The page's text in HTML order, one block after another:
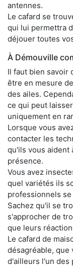
antennes.
Le cafard se
qui lui permettra
déjouer toutes
À Démouville
Il faut bien savoir
être en mesure
des ailes.
ce qui peut
uniquement en
Lorsque vous
contacter les
qu'ils vous aident
présence.
Vous avez
quel variétés ils
professionnels
Sachez qu'il se
s'approcher de
que leurs
Le cafard de
désagréable, que
d'ailleurs l'un des